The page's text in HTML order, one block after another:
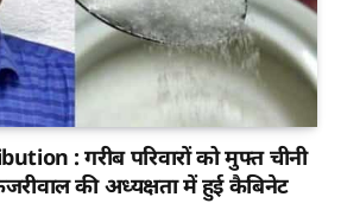
: गरीब परिवारों को मुफ्त चीनी
की अध्यक्षता में हुई कैबिनेट